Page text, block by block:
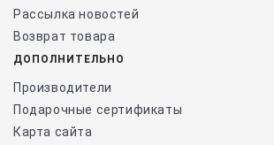
Рассылка новостей
Возврат товара
ДОПОЛНИТЕЛЬНО
Производители
Подарочные сертификаты
Карта сайта